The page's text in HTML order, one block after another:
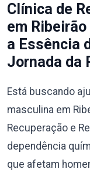
Clínica de
em
a Essência
Jornada da
Está buscando
masculina em
Recuperação e
dependência
que afetam